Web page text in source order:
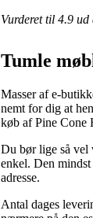
Vurderet til 4.9 ud
Tumle
Masser af e-
nemt for dig at
køb af Pine Cone
Du bør lige så vel
enkel. Den
adresse.
Antal dages